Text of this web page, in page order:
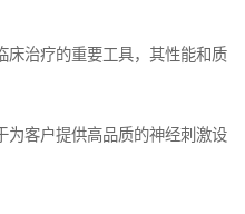
床治疗的重要工具，其性能和质
为客户提供高品质的神经刺激设